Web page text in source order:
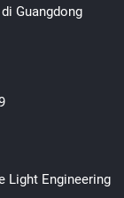
Guangdong
Light Engineering